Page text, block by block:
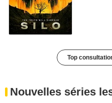
Top
Nouvelles séries